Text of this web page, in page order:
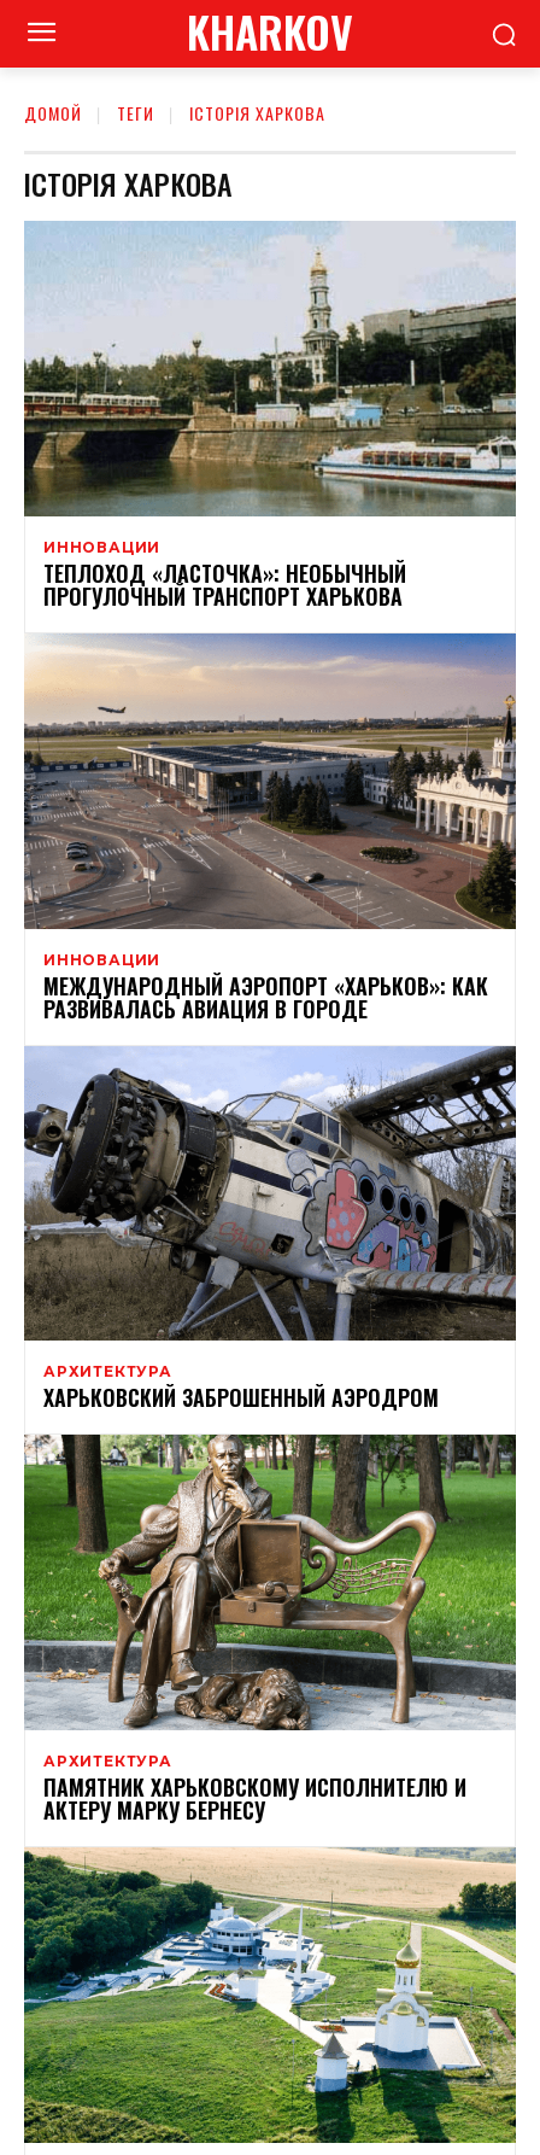
KHARKOV
ДОМОЙ ТЕГИ ІСТОРІЯ ХАРКОВА
ІСТОРІЯ ХАРКОВА
ИННОВАЦИИ
ТЕПЛОХОД «ЛАСТОЧКА»: НЕОБЫЧНЫЙ
ПРОГУЛОЧНЫЙ ТРАНСПОРТ ХАРЬКОВА
ИННОВАЦИИ
МЕЖДУНАРОДНЫЙ АЭРОПОРТ «ХАРЬКОВ»: КАК
РАЗВИВАЛАСЬ АВИАЦИЯ В ГОРОДЕ
АРХИТЕКТУРА
ХАРЬКОВСКИЙ ЗАБРОШЕННЫЙ АЭРОДРОМ
АРХИТЕКТУРА
ПАМЯТНИК ХАРЬКОВСКОМУ ИСПОЛНИТЕЛЮ И
АКТЕРУ МАРКУ БЕРНЕСУ